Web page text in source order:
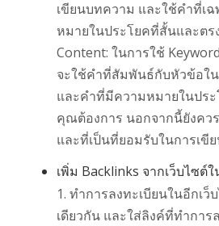
เขียนบทความ และใช้คำที่เ
หมายในประโยคที่สั้นและต
Content: ในการใช้
จะใช้คำที่สัมพันธ์กับหัวข้อใ
และคำที่มีความหมายในปร
คุณต้องการ นอกจากนี้ยังคว
และที่เป็นที่ยอมรับในการเขี
เพิ่ม Backlinks จากเว็บไซต์
1. ทำการลงทะเบียนในอีกเว็
เดียวกัน และใส่ลิงค์ที่ทำกา